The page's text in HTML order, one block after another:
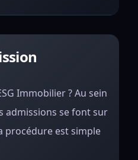
Immobilier ? Au sein
admissions se font sur
procédure est simple